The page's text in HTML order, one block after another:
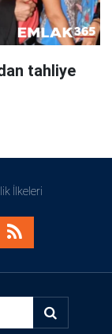
tahliye
İlkeleri